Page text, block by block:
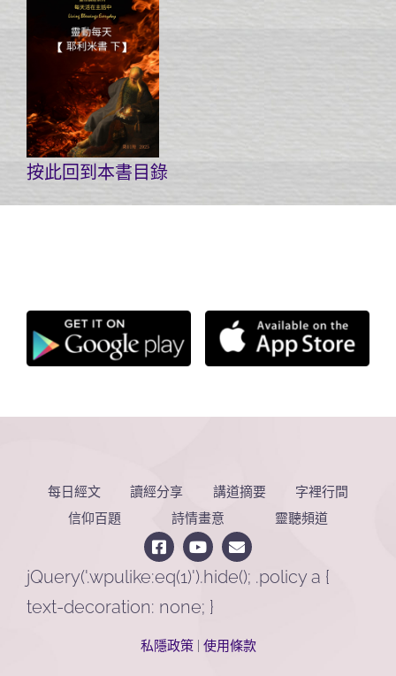
按此回到本書目錄
每日經文 讀經分享 講道摘要
字裡行間
信仰百題
詩情畫意 靈聽頻道
jQuery('.wpulike:eq(1)').hide(); .policy a {
text-decoration: none; }
私隱政策 使用條款